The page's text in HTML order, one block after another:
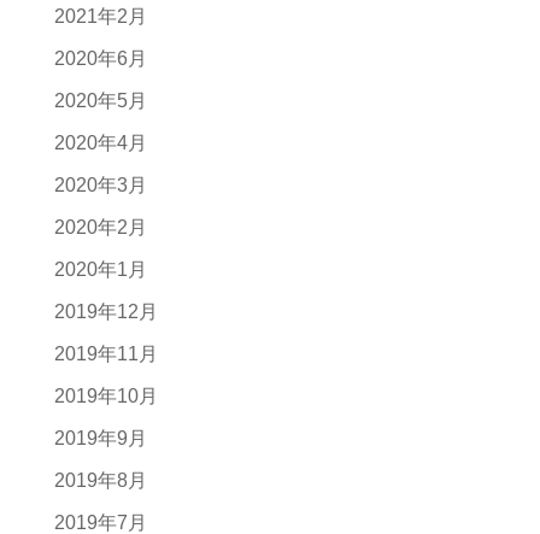
2021年2月
2020年6月
2020年5月
2020年4月
2020年3月
2020年2月
2020年1月
2019年12月
2019年11月
2019年10月
2019年9月
2019年8月
2019年7月